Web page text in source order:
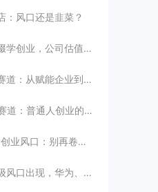
：风口还是韭菜？
创业，公司估值4099亿
从赋能企业到赋能个人
：普通人创业的合适选择
风口：别再卷大模型
现，华为、英伟达都入局